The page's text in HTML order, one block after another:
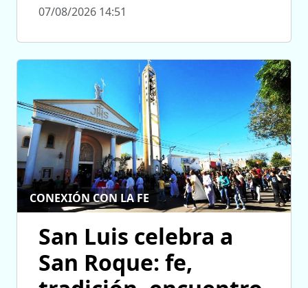
07/08/2026 14:51
CONEXIÓN CON LA FE
San Luis celebra a
San Roque: fe,